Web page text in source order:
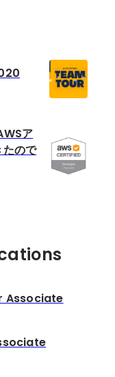
ア
ので
Associate